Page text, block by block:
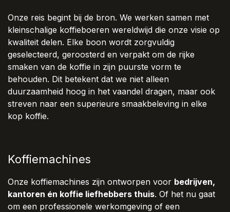
Onze reis begint bij de bron. We werken samen met
kleinschalige koffieboeren wereldwijd die onze visie op
kwaliteit delen. Elke boon wordt zorgvuldig
geselecteerd, geroosterd en verpakt om de rijke
smaken van de koffie in zijn puurste vorm te
behouden. Dit betekent dat we niet alleen
duurzaamheid hoog in het vaandel dragen, maar ook
streven naar een superieure smaakbeleving in elke
kop koffie.
Koffiemachines
Onze koffiemachines zijn ontworpen voor bedrijven,
kantoren én koffie liefhebbers thuis. Of het nu gaat
om een professionele werkomgeving of een